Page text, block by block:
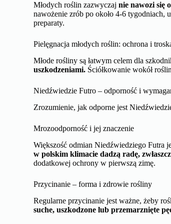
Młodych roślin zazwyczajnie nawozi się
nawożenie zrób po około 4-6 tygodniach,
preparaty.
Pielęgnacja młodych roślin: ochrona i
Młode rośliny są łatwym celem dla
uszkodzeniami. Ściółkowanie wokół
Niedźwiedzie Futro – odporność i
Zrozumienie, jak odporne jest
Mrozoodporność i jej znaczenie
Większość odmian Niedźwiedziego Futra
w polskim klimacie dadzą radę,
dodatkowej ochrony w pierwszą zimę.
Przycinanie – forma i zdrowie rośliny
Regularne przycinanie jest ważne, żeby
suche, uszkodzone lub przemarznięte